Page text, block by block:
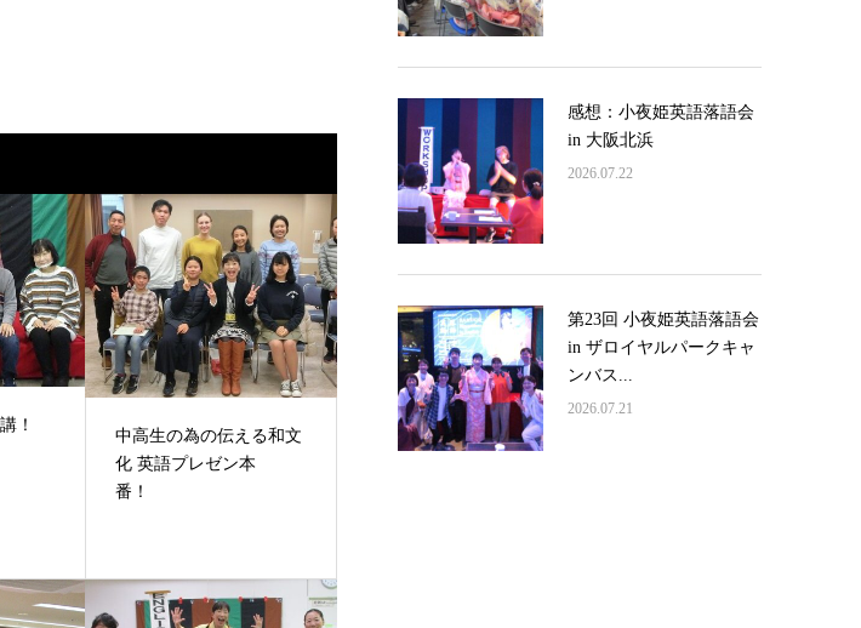
！
中高生の為の伝える和文
化 英語プレゼン本
番！
感想：小夜姫英語落語会
in 大阪北浜
2026.07.22
第23回 小夜姫英語落語会
in ザロイヤルパークキャ
ンバス...
2026.07.21